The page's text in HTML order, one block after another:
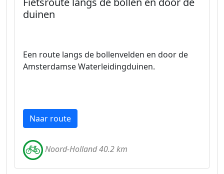
duinen
Een route langs de bollenvelden en door de
Amsterdamse Waterleidingduinen.
Naar route
Noord-Holland 40.2 km